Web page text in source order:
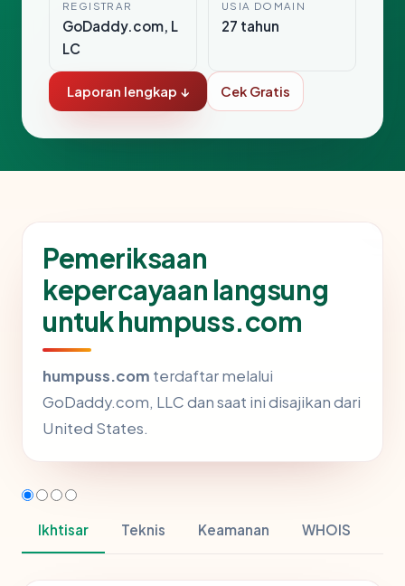
REGISTRAR
GoDaddy.com, L
LC
USIA DOMAIN
27 tahun
Laporan lengkap ↓ Cek Gratis
Pemeriksaan
kepercayaan langsung
untuk humpuss.com
humpuss.com terdaftar melalui
GoDaddy.com, LLC dan saat ini disajikan dari
United States.
Ikhtisar Teknis Keamanan WHOIS